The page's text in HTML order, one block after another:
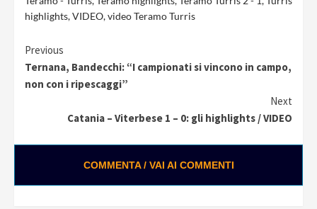
highlights,VIDEO,video Teramo Turris
Continue
Reading
Previous
Ternana, Bandecchi: “I campionati si vincono in campo,
non con i ripescaggi”
Next
Catania – Viterbese 1 – 0: gli highlights / VIDEO
COMMENTA / VAI AI COMMENTI